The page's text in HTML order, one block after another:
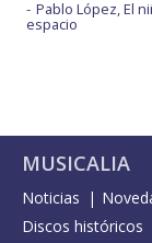
Pablo López, El
espacio
MUSICALIA
Noticias
Discos históricos